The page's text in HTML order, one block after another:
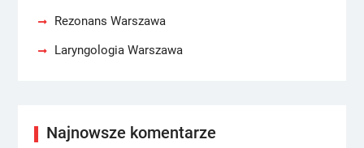
Rezonans Warszawa
Laryngologia Warszawa
Najnowsze komentarze